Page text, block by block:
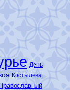
День
Костылева
Православный